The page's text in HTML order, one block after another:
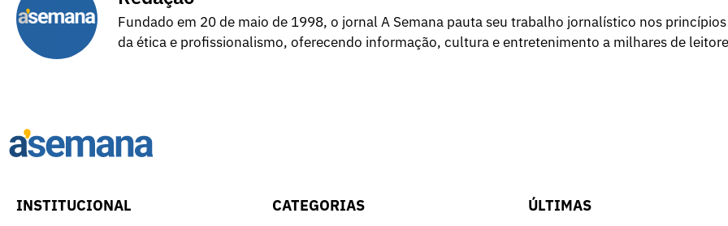
Fundado em 20 de maio de 1998, o jornal A Semana pauta seu trabalho jornalístico nos princípios
da ética e profissionalismo, oferecendo informação, cultura e entretenimento a milhares de
INSTITUCIONAL CATEGORIAS ÚLTIMAS